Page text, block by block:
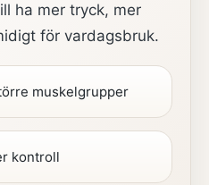
ha mer tryck, mer
för vardagsbruk.
muskelgrupper
kontroll